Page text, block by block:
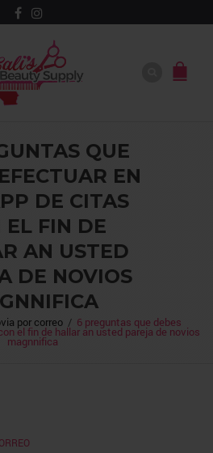
QUE
EN
DE CITAS
EL FIN DE
AN USTED
DE NOVIOS
por correo / 6 preguntas que debes
el fin de hallar an usted pareja de novios
magnnifica